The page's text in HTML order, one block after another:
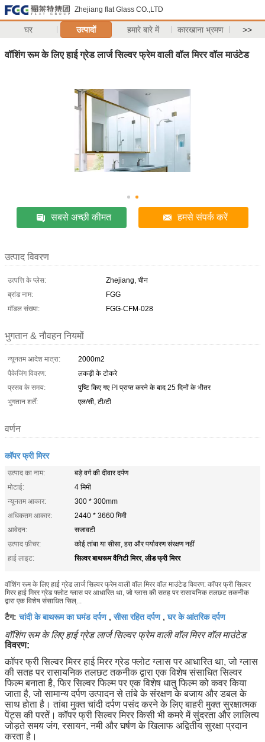
Zhejiang flat Glass CO.,LTD
घर उत्पादों हमारे बारे में कारखाना भ्रमण >>
वॉशिंग रूम के लिए हाई ग्रेड लार्ज सिल्वर फ्रेम वाली वॉल मिरर वॉल माउंटेड
सबसे अच्छी कीमत हमसे संपर्क करें
उत्पाद विवरण
उत्पत्ति के प्लेस:
Zhejiang, चीन
ब्रांड नाम:
FGG
मॉडल संख्या:
FGG-CFM-028
भुगतान & नौवहन नियमों
न्यूनतम आदेश मात्रा:
2000m2
पैकेजिंग विवरण:
लकड़ी के टोकरे
प्रसव के समय:
पुष्टि किए गए PI प्राप्त करने के बाद 25 दिनों के भीतर
भुगतान शर्तें:
एल/सी, टी/टी
वर्णन
कॉपर फ्री मिरर
उत्पाद का नाम:
बड़े वर्ग की दीवार दर्पण
मोटाई:
4 मिमी
न्यूनतम आकार:
300 * 300mm
अधिकतम आकार:
2440 * 3660 मिमी
आवेदन:
सजावटी
उत्पाद फ़ीचर:
कोई तांबा या सीसा, हरा और पर्यावरण संरक्षण नहीं
हाई लाइट:
सिल्वर बाथरूम वैनिटी मिरर,लीड फ्री मिरर
वॉशिंग रूम के लिए हाई ग्रेड लार्ज सिल्वर फ्रेम वाली वॉल मिरर वॉल माउंटेड विवरण: कॉपर फ्री सिल्वर
मिरर हाई मिरर ग्रेड फ्लोट ग्लास पर आधारित था, जो ग्लास की सतह पर रासायनिक तलछट तकनीक
द्वारा एक विशेष संसाधित सिल्...
टैग:चांदी के बाथरूम का घमंड दर्पण,सीसा रहित दर्पण,घर के आंतरिक दर्पण
वॉशिंग रूम के लिए हाई ग्रेड लार्ज सिल्वर फ्रेम वाली वॉल मिरर वॉल माउंटेड
विवरण:
कॉपर फ्री सिल्वर मिरर हाई मिरर ग्रेड फ्लोट ग्लास पर आधारित था, जो ग्लास
की सतह पर रासायनिक तलछट तकनीक द्वारा एक विशेष संसाधित सिल्वर
फिल्म बनाता है, फिर सिल्वर फिल्म पर एक विशेष धातु फिल्म को कवर किया
जाता है, जो सामान्य दर्पण उत्पादन से तांबे के संरक्षण के बजाय और डबल के
साथ होता है। तांबा मुक्त चांदी दर्पण पसंद करने के लिए बाहरी मुक्त सुरक्षात्मक
पेंट्स की परतें। कॉपर फ्री सिल्वर मिरर किसी भी कमरे में सुंदरता और लालित्य
जोड़ते समय जंग, रसायन, नमी और घर्षण के खिलाफ अद्वितीय सुरक्षा प्रदान
करता है।